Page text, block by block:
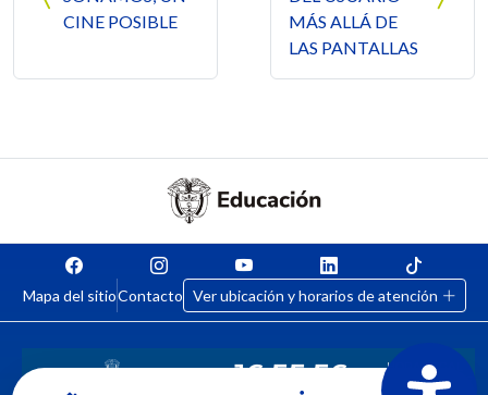
CINE POSIBLE
MÁS ALLÁ DE
LAS PANTALLAS
Mapa del sitioContacto Ver ubicación y horarios de atención